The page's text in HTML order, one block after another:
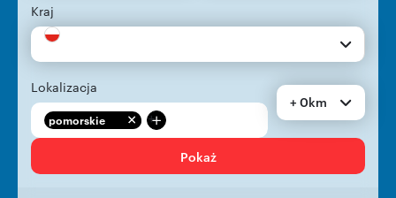
Kraj
Lokalizacja
pomorskie +
+ 0km
Pokaż